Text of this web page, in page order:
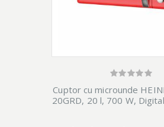
Cuptor cu microunde
20GRD, 20 l, 700 W,